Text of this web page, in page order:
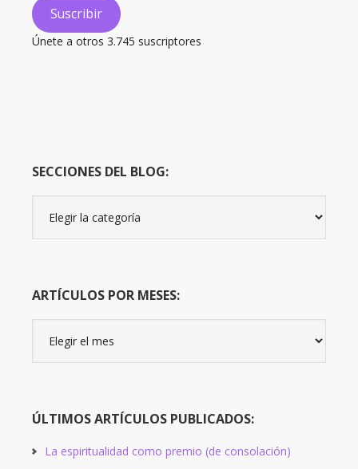
Suscribir
Únete a otros 3.745 suscriptores
SECCIONES DEL BLOG:
Blog:
ARTÍCULOS POR MESES:
meses:
ÚLTIMOS ARTÍCULOS PUBLICADOS:
La espiritualidad como premio (de consolación)